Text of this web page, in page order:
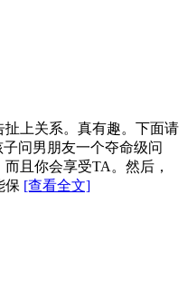
上关系。真有趣。下面请
问男朋友一个夺命级问
且你会享受TA。然后，
保 [查看全文]